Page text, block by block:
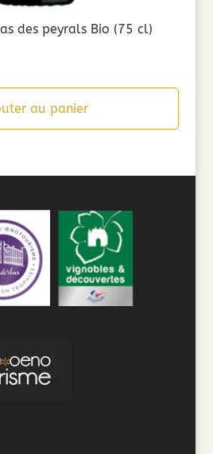
des peyrals Bio (75 cl)
au panier